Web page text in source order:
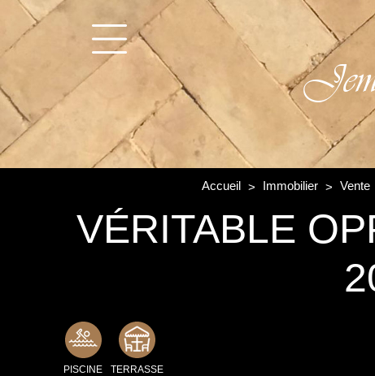
Accueil Immobilier Vente
VÉRITABLE
PISCINE TERRASSE